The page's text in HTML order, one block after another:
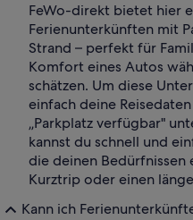
FeWo-direkt bietet hier
Ferienunterkünften mit
Strand – perfekt für
Komfort eines Autos
schätzen. Um diese
einfach deine
„Parkplatz verfügbar"
kannst du schnell und
die deinen Bedürfnissen
Kurztrip oder einen
Kann ich